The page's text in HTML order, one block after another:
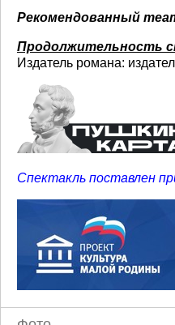
Рекомендованный
Продолжительность
Издатель романа:
Спектакль поставлен